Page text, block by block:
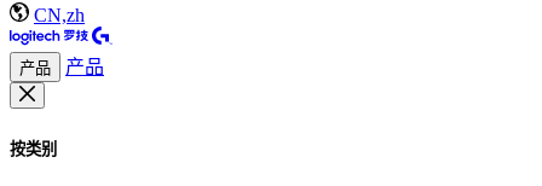
CN,zh
产品 产品
按类别